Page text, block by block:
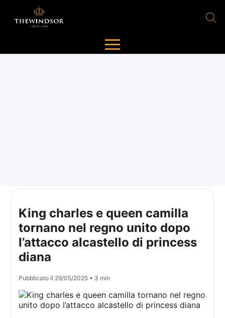
King charles e queen camilla
tornano nel regno unito dopo
l’attacco alcastello di princess
diana
Pubblicato il 29/05/2025 • 3 min